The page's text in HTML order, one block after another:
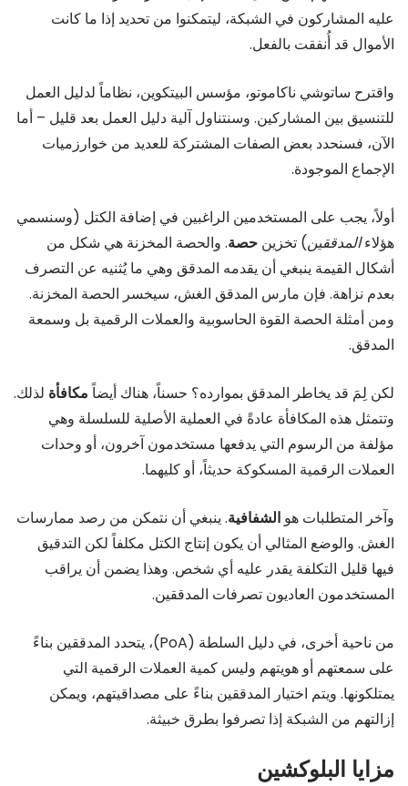
عليه المشاركون في الشبكة، ليتمكنوا من تحديد إذا ما كانت
الأموال قد أُنفقت بالفعل.
واقترح ساتوشي ناكاموتو، مؤسس البيتكوين، نظاماً لدليل العمل
للتنسيق بين المشاركين. وسنتناول آلية دليل العمل بعد قليل – أما
الآن، فسنحدد بعض الصفات المشتركة للعديد من خوارزميات
الإجماع الموجودة.
أولاً، يجب على المستخدمين الراغبين في إضافة الكتل (وسنسمي
هؤلاءالمدققين) تخزين حصة. والحصة المخزنة هي شكل من
أشكال القيمة ينبغي أن يقدمه المدقق وهي ما يُثنيه عن التصرف
بعدم نزاهة. فإن مارس المدقق الغش، سيخسر الحصة المخزنة.
ومن أمثلة الحصة القوة الحاسوبية والعملات الرقمية بل وسمعة
المدقق.
لكن لِمَ قد يخاطر المدقق بموارده؟ حسناً، هناك أيضاًمكافأة لذلك.
وتتمثل هذه المكافأة عادةً في العملية الأصلية للسلسلة وهي
مؤلفة من الرسوم التي يدفعها مستخدمون آخرون، أو وحدات
العملات الرقمية المسكوكة حديثاً، أو كليهما.
وآخر المتطلبات هو الشفافية. ينبغي أن نتمكن من رصد ممارسات
الغش. والوضع المثالي أن يكون إنتاج الكتل مكلفاً لكن التدقيق
فيها قليل التكلفة يقدر عليه أي شخص. وهذا يضمن أن يراقب
المستخدمون العاديون تصرفات المدققين.
من ناحية أخرى، في دليل السلطة (PoA)، يتحدد المدققين بناءً
على سمعتهم أو هويتهم وليس كمية العملات الرقمية التي
يمتلكونها. ويتم اختيار المدققين بناءً على مصداقيتهم، ويمكن
إزالتهم من الشبكة إذا تصرفوا بطرق خبيثة.
مزايا البلوكشين